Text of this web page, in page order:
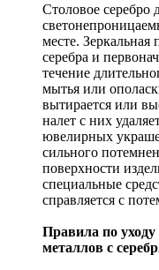
Столовое серебро
месте. Зеркальная
серебра и
течение
мытья или
вытирается или
налет с них
ювелирных
сильного
поверхности
специальные
справляется с
Правила по
металлов с